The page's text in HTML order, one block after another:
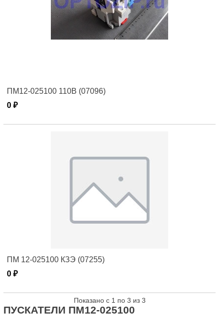
ПМ12-025100 110В (07096)
0 ₽
ПМ 12-025100 КЗЭ (07255)
0 ₽
Показано с 1 по 3 из 3
ПУСКАТЕЛИ ПМ12-025100